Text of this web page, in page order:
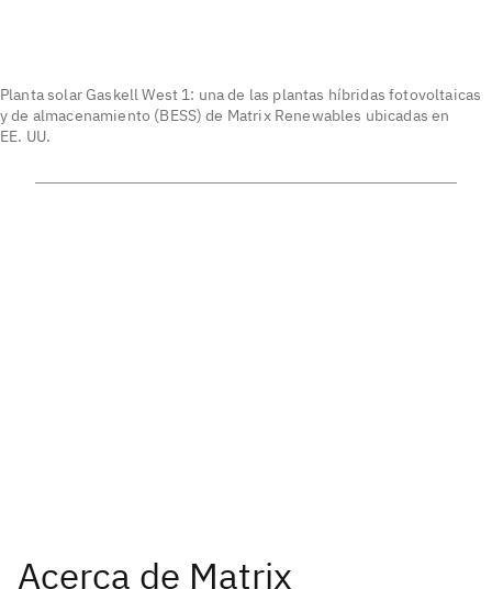
Planta solar Gaskell West 1: una de las plantas híbridas fotovoltaicas
y de almacenamiento (BESS) de Matrix Renewables ubicadas en
EE. UU.